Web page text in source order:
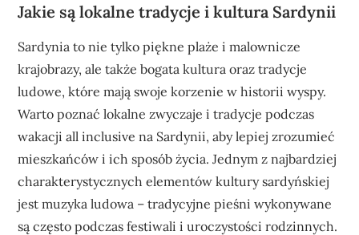
Jakie są lokalne tradycje i kultura Sardynii
Sardynia to nie tylko piękne plaże i malownicze
krajobrazy, ale także bogata kultura oraz tradycje
ludowe, które mają swoje korzenie w historii wyspy.
Warto poznać lokalne zwyczaje i tradycje podczas
wakacji all inclusive na Sardynii, aby lepiej zrozumieć
mieszkańców i ich sposób życia. Jednym z najbardziej
charakterystycznych elementów kultury sardyńskiej
jest muzyka ludowa – tradycyjne pieśni wykonywane
są często podczas festiwali i uroczystości rodzinnych.